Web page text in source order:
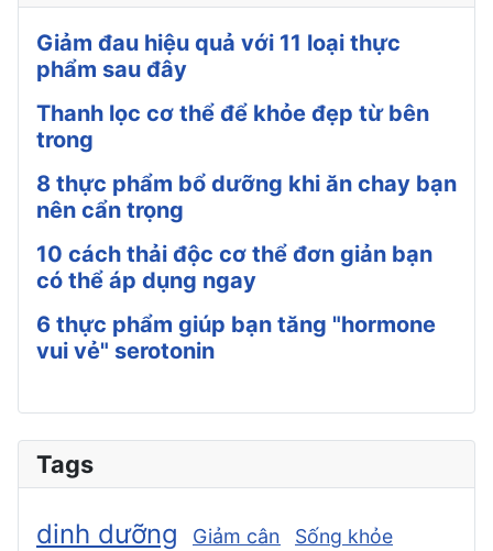
Giảm đau hiệu quả với 11 loại thực
phẩm sau đây
Thanh lọc cơ thể để khỏe đẹp từ bên
trong
8 thực phẩm bổ dưỡng khi ăn chay bạn
nên cẩn trọng
10 cách thải độc cơ thể đơn giản bạn
có thể áp dụng ngay
6 thực phẩm giúp bạn tăng "hormone
vui vẻ" serotonin
Tags
dinh dưỡng Giảm cân Sống khỏe